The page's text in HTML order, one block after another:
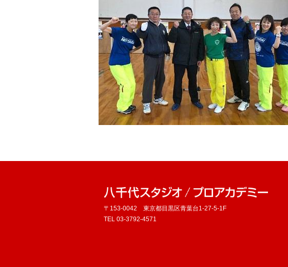
〒153-0042 東京都目黒区青葉台1-27-5-1F
TEL 03-3792-4571